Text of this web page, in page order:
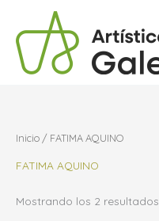
contenido
Inicio / FATIMA AQUINO
FATIMA AQUINO
Mostrando los 2 resultados